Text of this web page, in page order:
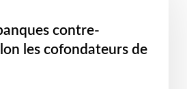
contre-
les cofondateurs de